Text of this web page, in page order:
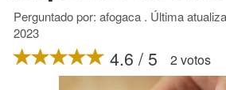
Perguntado por: afogaca . Última
2023
4.6 / 5 2 votos